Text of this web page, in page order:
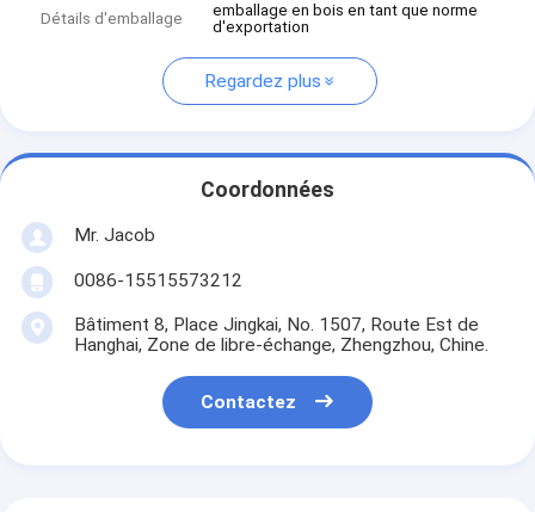
Détails d'emballage
emballage en bois en tant que norme
d'exportation
Regardez plus
Coordonnées
Mr. Jacob
0086-15515573212
Bâtiment 8, Place Jingkai, No. 1507, Route Est de
Hanghai, Zone de libre-échange, Zhengzhou, Chine.
Contactez